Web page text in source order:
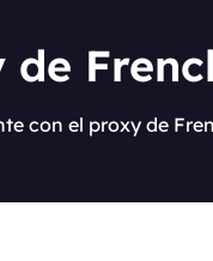
con el proxy de